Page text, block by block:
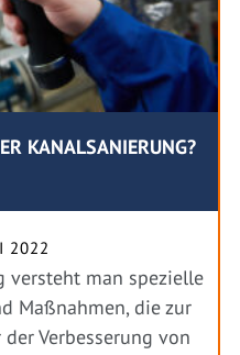
KANALSANIERUNG?
2022
versteht man spezielle
Maßnahmen, die zur
Verbesserung von